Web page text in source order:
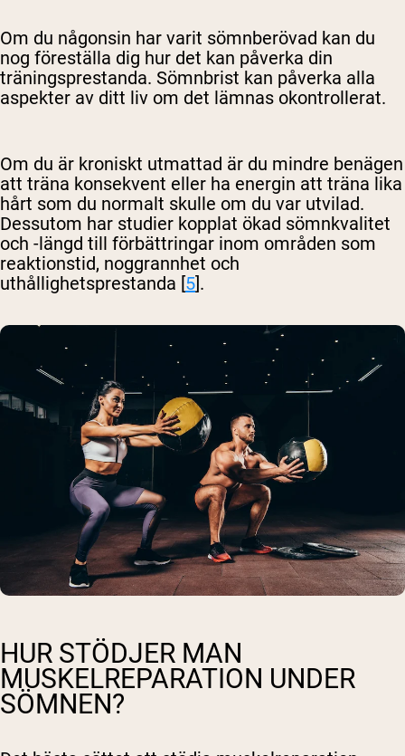
Om du någonsin har varit sömnberövad kan du
nog föreställa dig hur det kan påverka din
träningsprestanda. Sömnbrist kan påverka alla
aspekter av ditt liv om det lämnas okontrollerat.
Om du är kroniskt utmattad är du mindre benägen
att träna konsekvent eller ha energin att träna lika
hårt som du normalt skulle om du var utvilad.
Dessutom har studier kopplat ökad sömnkvalitet
och -längd till förbättringar inom områden som
reaktionstid, noggrannhet och
uthållighetsprestanda [5].
HUR STÖDJER MAN
MUSKELREPARATION UNDER
SÖMNEN?
Handla Nu